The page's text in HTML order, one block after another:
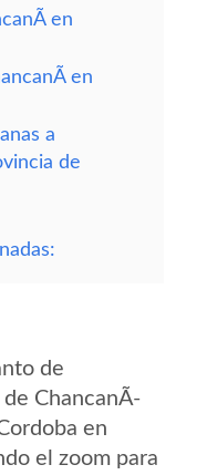
en
en
a
de
de
de ChancanÃ­
en
el zoom para